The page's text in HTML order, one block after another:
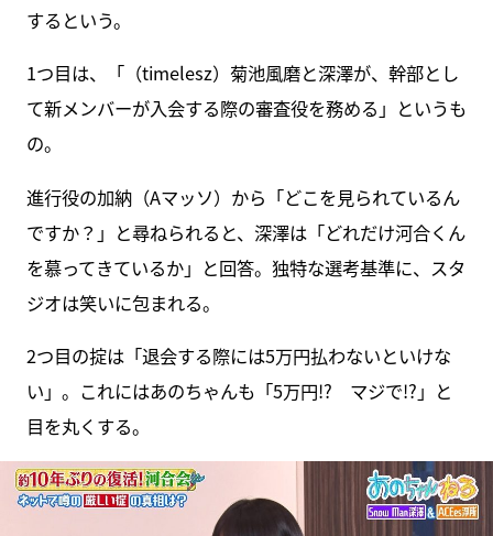
するという。
1つ目は、「（timelesz）菊池風磨と深澤が、幹部とし
て新メンバーが入会する際の審査役を務める」というも
の。
進行役の加納（Aマッソ）から「どこを見られているん
ですか？」と尋ねられると、深澤は「どれだけ河合くん
を慕ってきているか」と回答。独特な選考基準に、スタ
ジオは笑いに包まれる。
2つ目の掟は「退会する際には5万円払わないといけな
い」。これにはあのちゃんも「5万円!? マジで!?」と
目を丸くする。